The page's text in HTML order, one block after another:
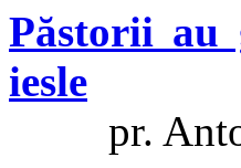
Păstorii
iesle
pr.